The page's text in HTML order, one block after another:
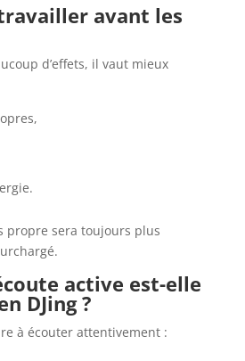
avant les
d’effets, il vaut mieux
propre sera toujours plus
active est-elle
DJing ?
à écouter attentivement :